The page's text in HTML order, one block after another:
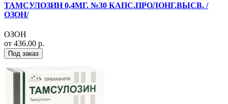
ТАМСУЛОЗИН 0,4МГ. №30 КАПС.ПРОЛОНГ.ВЫСВ. /
ОЗОН/
ОЗОН
от 436.00 р.
Под заказ